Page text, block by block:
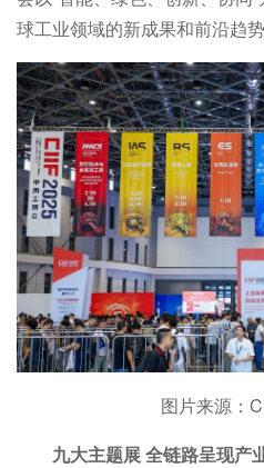
球工业领域的新成果和前沿趋势
图片来源：
九大主题展 全链路呈现产